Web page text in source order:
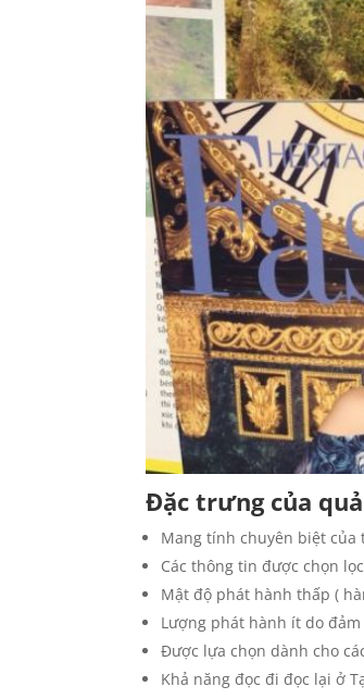
Đặc trưng của
Mang tính chuyên biệt của
Các thông tin được chọn
Mật độ phát hành thấp (
Lượng phát hành ít do
Được lựa chọn dành cho
Khả năng đọc đi đọc lại ở